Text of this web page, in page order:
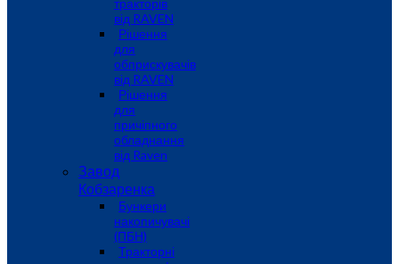
тракторів
від RAVEN
Рішення
для
обприскувачів
від RAVEN
Рішення
для
причіпного
обладнання
від Raven
Завод
Кобзаренка
Бункери
накопичувачі
(ПБН)
Тракторні